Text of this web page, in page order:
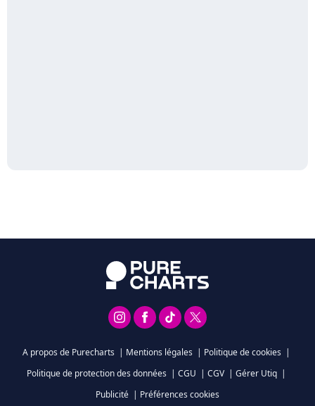
A propos de Purecharts | Mentions légales | Politique de cookies |
Politique de protection des données | CGU | CGV | Gérer Utiq |
Publicité | Préférences cookies